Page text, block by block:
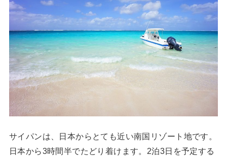
サイパンは、日本からとても近い南国リゾート地です。
日本から3時間半でたどり着けます。2泊3日を予定する